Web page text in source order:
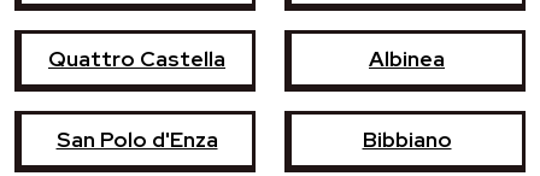
Quattro Castella Albinea
San Polo d'Enza Bibbiano